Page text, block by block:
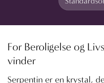
For Beroligelse og
vinder
Serpentin er en krystal,